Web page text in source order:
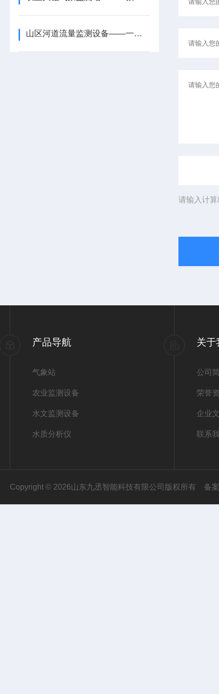
山区河道流量监测设备——一款用水优化的水库河道流量监测系统2025+派+送
请输入计
产品导航
气象站
农业监测设备
水文监测设备
水质分析仪
关于
公司
荣誉
企业
联系
Copyright © 2026山东九丞智能科技有限公司版权所有 备